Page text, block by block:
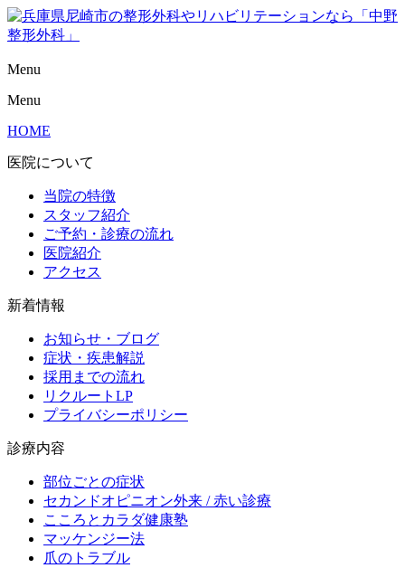
Menu
Menu
HOME
医院について
当院の特徴
スタッフ紹介
ご予約・診療の流れ
医院紹介
アクセス
新着情報
お知らせ・ブログ
症状・疾患解説
採用までの流れ
リクルートLP
プライバシーポリシー
診療内容
部位ごとの症状
セカンドオピニオン外来 / 赤い診療
こころとカラダ健康塾
マッケンジー法
爪のトラブル